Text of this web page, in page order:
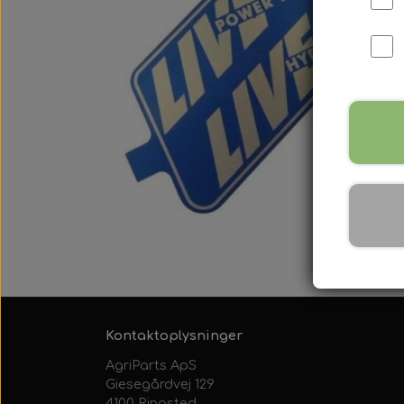
International B Serien
IH B250, B275, B414, B434
Kontaktoplysninger
AgriParts ApS
Giesegårdvej 129